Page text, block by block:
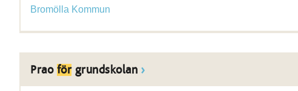
Bromölla Kommun
Prao förgrundskolan